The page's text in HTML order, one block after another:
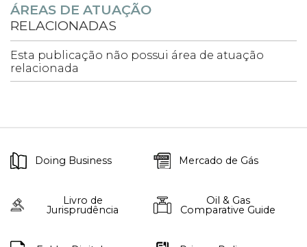
ÁREAS DE ATUAÇÃO
RELACIONADAS
Esta publicação não possui área de atuação
relacionada
Doing Business Mercado de Gás
Livro de
Jurisprudência
Oil & Gas
Comparative Guide